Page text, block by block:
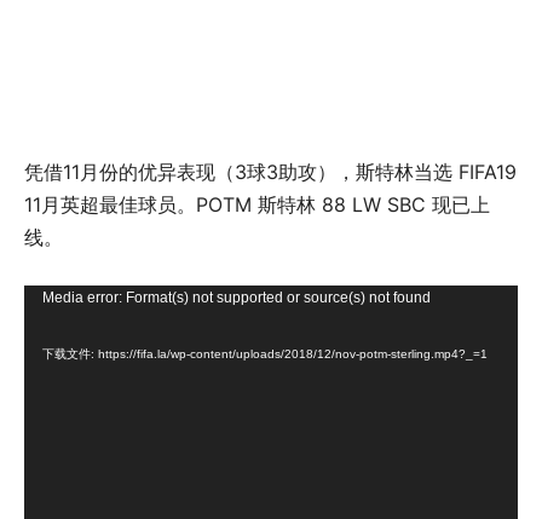
凭借11月份的优异表现（3球3助攻），斯特林当选 FIFA19
11月英超最佳球员。POTM 斯特林 88 LW SBC 现已上
线。
Media error: Format(s) not supported or source(s) not found
下载文件: https://fifa.la/wp-content/uploads/2018/12/nov-potm-sterling.mp4?_=1